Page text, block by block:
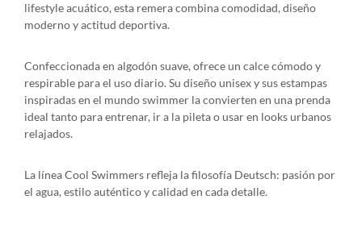
lifestyle acuático, esta remera combina comodidad, diseño
moderno y actitud deportiva.
Confeccionada en algodón suave, ofrece un calce cómodo y
respirable para el uso diario. Su diseño unisex y sus estampas
inspiradas en el mundo swimmer la convierten en una prenda
ideal tanto para entrenar, ir a la pileta o usar en looks urbanos
relajados.
La línea Cool Swimmers refleja la filosofía Deutsch: pasión por
el agua, estilo auténtico y calidad en cada detalle.